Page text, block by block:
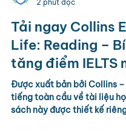
JYS IELTS
2 phút đọc
Tải ngay Collins
Life: Reading –
tăng điểm IELTS